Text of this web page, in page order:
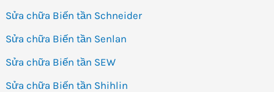
Sửa chữa Biến tần Schneider
Sửa chữa Biến tần Senlan
Sửa chữa Biến tần SEW
Sửa chữa Biến tần Shihlin